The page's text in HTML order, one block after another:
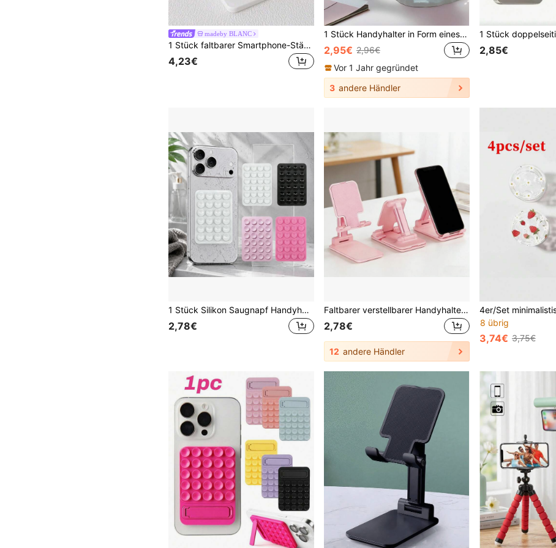
madeby BLANC
1 Stück faltbarer Smartphone-Ständer für den Schreibtisch, geeignet zum Fernsehen, Lernen und Arbeiten, leicht zu transportieren, 4 Farben verfügbar, passend als Geburtstagsgeschenk
4,23€
1 Stück Handyhalter in Form eines Cartoon-Bären, kompatibel mit Handyn und Tablets, geeignet für Schreibtische, Nachttische, Wohnzimmer, Arbeitszimmer, Schlafzimmer, Geschenke usw. Zurück zur Schule
2,95€ 2,96€
Vor 1 Jahr gegründet
3 andere Händler
2,85€
1 Stück Silikon Saugnapf Handyhalter - Doppelseitiger starker Klebstoff, verschiedene Farben erhältlich, geeignet für alle Smartphones, unverzichtbar für Selfie/Videoaufnahmen, süßer Handygriff, ideales Geschenk, lustiges Accessoire
2,78€
Faltbarer verstellbarer Handyhalter, tragbarer rutschfester Tablet-Halter, universeller Handy-Ständer, vielseitiges Schreibtisch-Zubehör, für Zuhause, Büro, Reisen, Schulanfang, Sommerbedarf, ideales Geburtstags- & Feiertagsgeschenk
2,78€
12 andere Händler
8 übrig
3,74€ 3,75€